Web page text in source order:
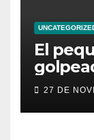
El
27 DE